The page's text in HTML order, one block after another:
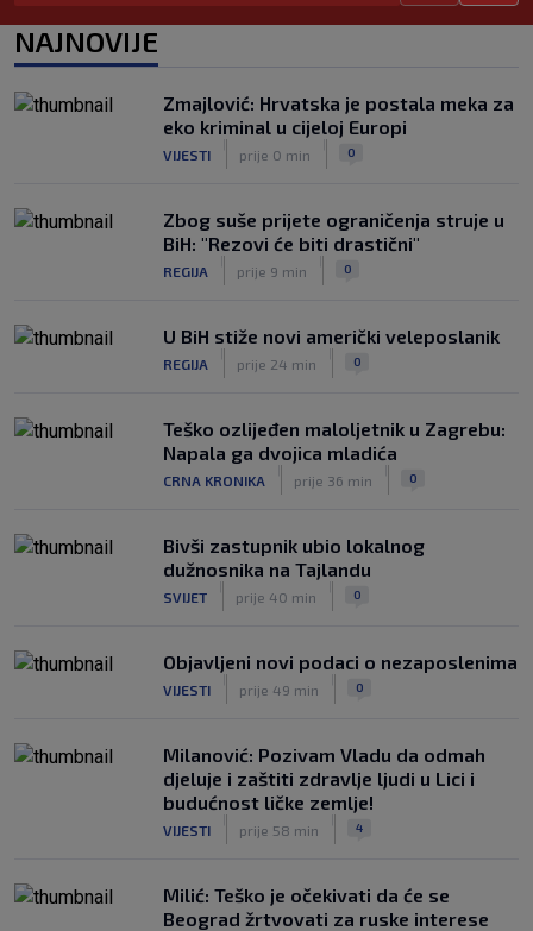
Juniori Dinama poraženi u finalu
Sjajni Varaždin razbio Slaven u derbiju
sjevera
|
9. kol.
NAJNOVIJE
Zmajlović: Hrvatska je postala meka za
eko kriminal u cijeloj Europi
VIJESTI prije 0 min 0
Zbog suše prijete ograničenja struje u
BiH: "Rezovi će biti drastični"
REGIJA prije 9 min 0
U BiH stiže novi američki veleposlanik
REGIJA prije 24 min 0
Teško ozlijeđen maloljetnik u Zagrebu:
Napala ga dvojica mladića
CRNA KRONIKA prije 36 min 0
Bivši zastupnik ubio lokalnog
dužnosnika na Tajlandu
SVIJET prije 40 min 0
Objavljeni novi podaci o nezaposlenima
VIJESTI prije 49 min 0
Milanović: Pozivam Vladu da odmah
djeluje i zaštiti zdravlje ljudi u Lici i
budućnost ličke zemlje!
VIJESTI prije 58 min 4
Milić: Teško je očekivati da će se
Beograd žrtvovati za ruske interese